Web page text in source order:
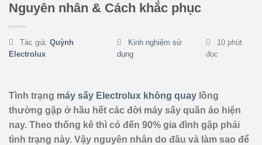
Nguyên nhân & Cách khắc phục
Tác giả: Quỳnh
Electrolux
Kinh nghiệm sử
dụng
10 phút
đọc
Tình trạng máy sấy Electrolux không quay lồng
thường gặp ở hầu hết các đời máy sấy quần áo hiện
nay. Theo thống kê thì có đến 90% gia đình gặp phải
tình trạng này. Vậy nguyên nhân do đâu và làm sao để